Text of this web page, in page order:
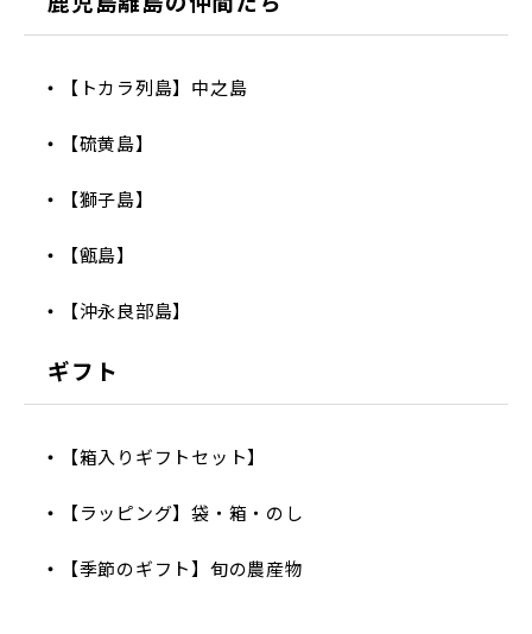
【トカラ列島】中之島
【硫黄島】
【獅子島】
【甑島】
【沖永良部島】
ギフト
【箱入りギフトセット】
【ラッピング】袋・箱・のし
【季節のギフト】旬の農産物